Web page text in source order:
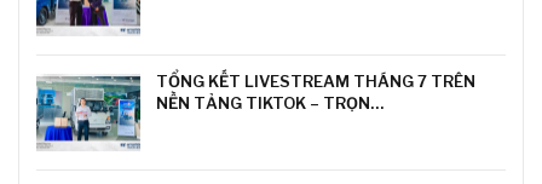
TỔNG KẾT LIVESTREAM THÁNG 7 TRÊN
NỀN TẢNG TIKTOK – TRỌN…